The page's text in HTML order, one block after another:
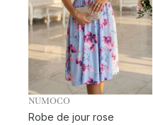
NUMOCO
Robe de jour rose